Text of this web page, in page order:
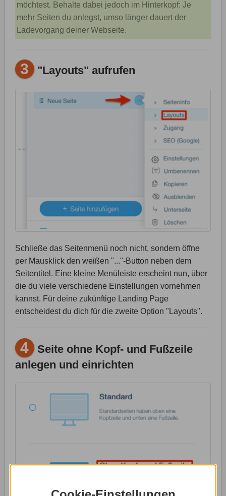
möchtest. Behalte dabei jedoch im Hinterkopf: Je
mehr Seiten du anlegst, umso länger dauert der
Ladevorgang deiner Webseite.
3 "Layouts" aufrufen
Schließe das Seitenmenü noch nicht, sondern öffne
per Mausklick den weißen "..."-Button neben dem
Seitentitel. Eine kleine Menüleiste erscheint nun, über
die du viele verschiedene Einstellungen vornehmen
kannst. Für deine zukünftige Landing Page
entscheidest du dich für die zweite Option "Layouts".
4 Seite ohne Kopf- und Fußzeile
anlegen und einrichten